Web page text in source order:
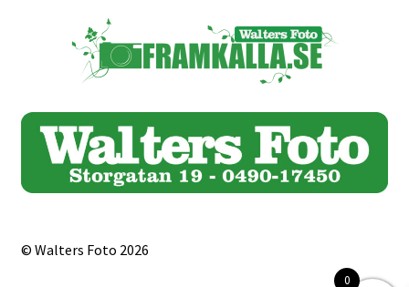
© Walters Foto 2026
0